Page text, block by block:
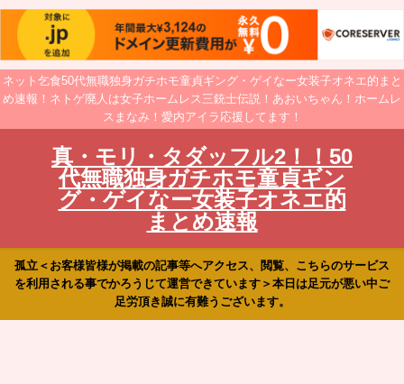
ネット乞食50代無職独身ガチホモ童貞ギング・ゲイなー女装子オネエ的まと
め速報！ネトゲ廃人は女子ホームレス三銃士伝説！あおいちゃん！ホームレ
スまなみ！愛内アイラ応援してます！
真・モリ・タダッフル2！！50
代無職独身ガチホモ童貞ギン
グ・ゲイなー女装子オネエ的
まとめ速報
孤立＜お客様皆様が掲載の記事等へアクセス、閲覧、こちらのサービス
を利用される事でかろうじて運営できています＞本日は足元が悪い中ご
足労頂き誠に有難うございます。